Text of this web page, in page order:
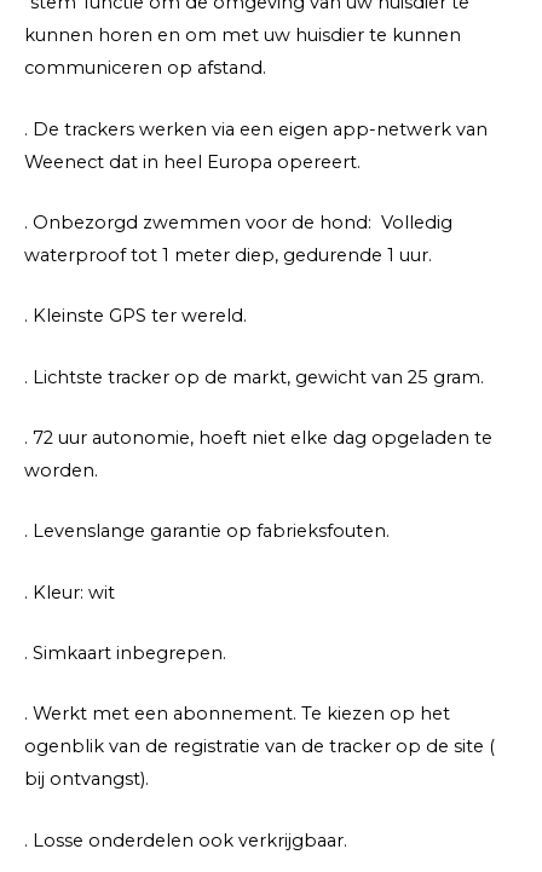
kunnen horen en om met uw huisdier te kunnen
communiceren op afstand.
. De trackers werken via een eigen app-netwerk van
Weenect dat in heel Europa opereert.
. Onbezorgd zwemmen voor de hond: Volledig
waterproof tot 1 meter diep, gedurende 1 uur.
. Kleinste GPS ter wereld.
. Lichtste tracker op de markt, gewicht van 25 gram.
. 72 uur autonomie, hoeft niet elke dag opgeladen te
worden.
. Levenslange garantie op fabrieksfouten.
. Kleur: wit
. Simkaart inbegrepen.
. Werkt met een abonnement. Te kiezen op het
ogenblik van de registratie van de tracker op de site (
bij ontvangst).
. Losse onderdelen ook verkrijgbaar.